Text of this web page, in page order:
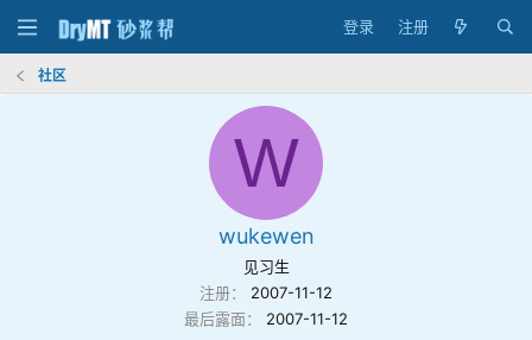
登录 注册
社区
W
wukewen
见习生
注册
2007-11-12
最后露面
2007-11-12